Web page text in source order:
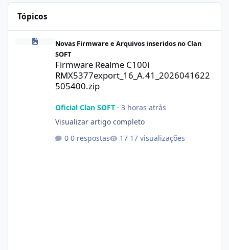
Tópicos
Firmware Realme C100i
Novas Firmware e Arquivos inseridos no Clan
SOFT
Firmware Realme C100i
RMX5377export_16_A.41_2026041622
505400.zip
Oficial Clan SOFT· 3 horas atrás
Visualizar artigo completo
0 respostas
17 visualizações